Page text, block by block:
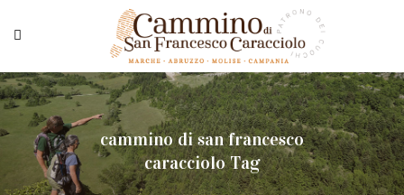
cammino di san francesco
caracciolo Tag